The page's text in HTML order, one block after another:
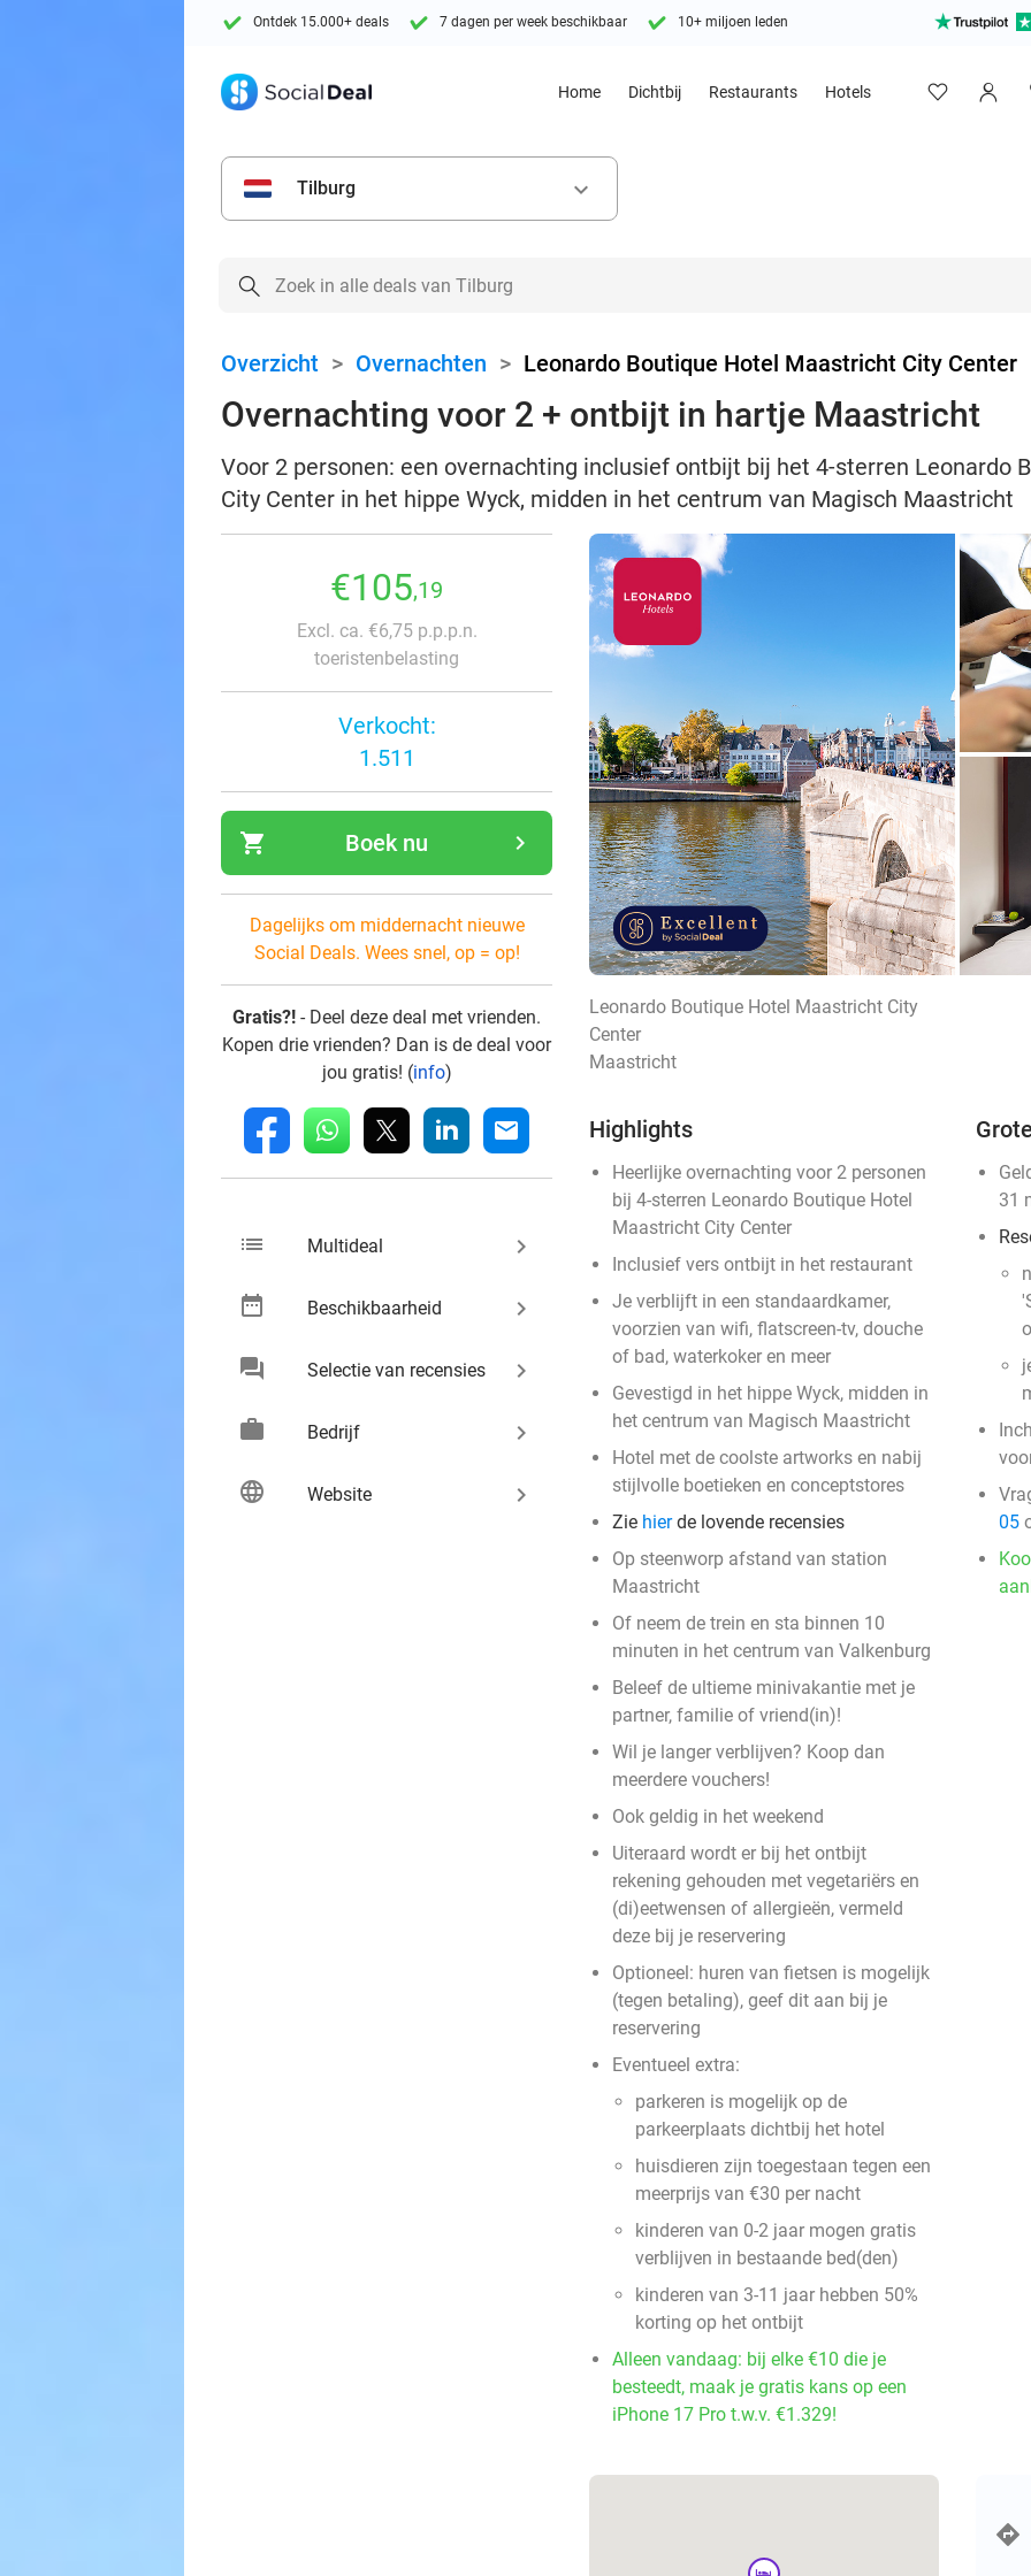
Ontdek 15.000+ deals 7 dagen per week beschikbaar 10+ miljoen leden
Home Dichtbij Restaurants Hotels
Tilburg keyboard_arrow_down
Overzicht > Overnachten > Leonardo Boutique Hotel Maastricht City Center
Overnachting voor 2 + ontbijt in hartje Maastricht
Voor 2 personen: een overnachting inclusief ontbijt bij het 4-sterren Leonardo
City Center in het hippe Wyck, midden in het centrum van Magisch Maastricht
€105,19
Excl. ca. €6,75 p.p.p.n.
toeristenbelasting
Verkocht:
1.511
shopping_cart navigate_next
Boek nu
Dagelijks om middernacht nieuwe
Social Deals. Wees snel, op = op!
Gratis?! - Deel deze deal met vrienden.
Kopen drie vrienden? Dan is de deal voor
jou gratis! (info)
fb whatsapp linkedin mail
list Multideal keyboard_arrow_right
date_range Beschikbaarheid keyboard_arrow_right
chat Selectie van recensies keyboard_arrow_right
work Bedrijf keyboard_arrow_right
language Website keyboard_arrow_right
Leonardo Boutique Hotel Maastricht City
Center
Maastricht
Highlights
Heerlijke overnachting voor 2 personen
bij 4-sterren Leonardo Boutique Hotel
Maastricht City Center
Inclusief vers ontbijt in het restaurant
Je verblijft in een standaardkamer,
voorzien van wifi, flatscreen-tv, douche
of bad, waterkoker en meer
Gevestigd in het hippe Wyck, midden in
het centrum van Magisch Maastricht
Hotel met de coolste artworks en nabij
stijlvolle boetieken en conceptstores
Zie hierde lovende recensies
Op steenworp afstand van station
Maastricht
Of neem de trein en sta binnen 10
minuten in het centrum van Valkenburg
Beleef de ultieme minivakantie met je
partner, familie of vriend(in)!
Wil je langer verblijven? Koop dan
meerdere vouchers!
Ook geldig in het weekend
Uiteraard wordt er bij het ontbijt
rekening gehouden met vegetariërs en
(di)eetwensen of allergieën, vermeld
deze bij je reservering
Optioneel: huren van fietsen is mogelijk
(tegen betaling), geef dit aan bij je
reservering
Eventueel extra:
parkeren is mogelijk op de
parkeerplaats dichtbij het hotel
huisdieren zijn toegestaan tegen een
meerprijs van €30 per nacht
kinderen van 0-2 jaar mogen gratis
verblijven in bestaande bed(den)
kinderen van 3-11 jaar hebben 50%
korting op het ontbijt
Alleen vandaag: bij elke €10 die je
besteedt, maak je gratis kans op een
iPhone 17 Pro t.w.v. €1.329!
31
05